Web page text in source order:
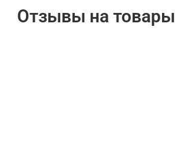
Отзывы на товары